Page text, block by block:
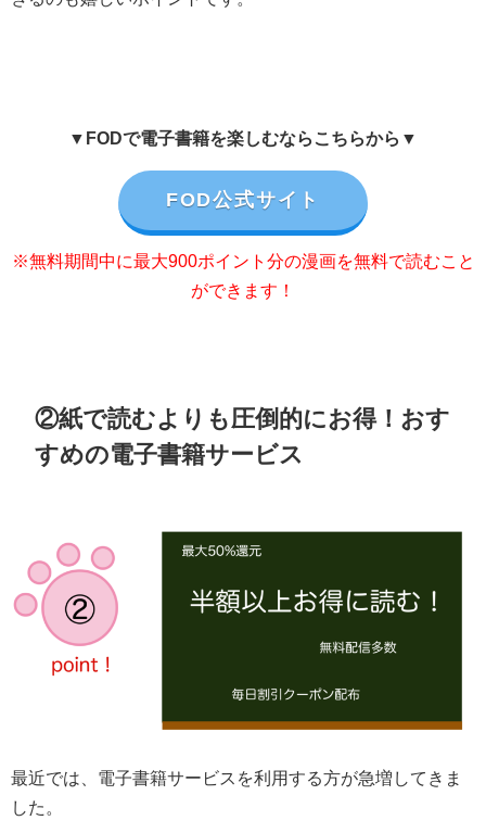
▼FODで電子書籍を楽しむならこちらから▼
FOD公式サイト
※無料期間中に最大900ポイント分の漫画を無料で読むこと
ができます！
②紙で読むよりも圧倒的にお得！おす
すめの電子書籍サービス
最近では、電子書籍サービスを利用する方が急増してきま
した。